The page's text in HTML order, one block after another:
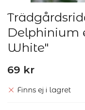
Delphinium
White"
69 kr
Finns ej i lagret